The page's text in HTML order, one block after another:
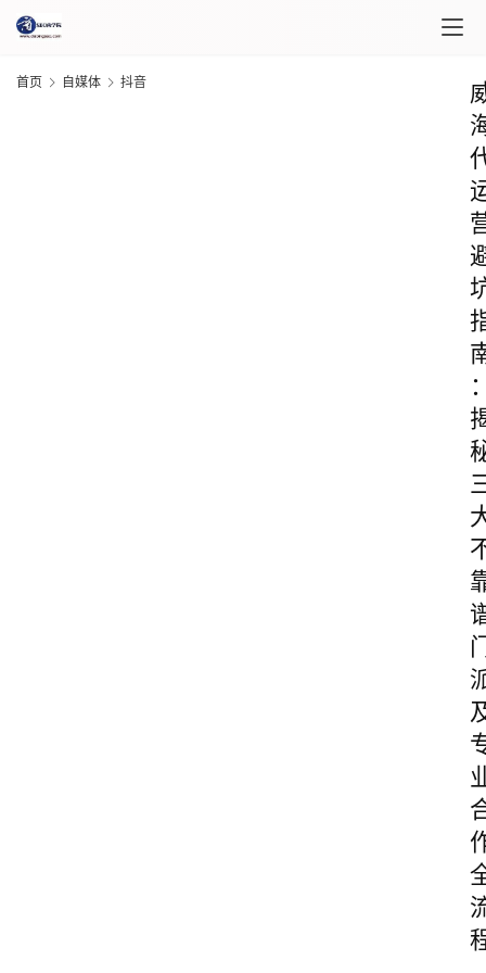
首页 自媒体 抖音